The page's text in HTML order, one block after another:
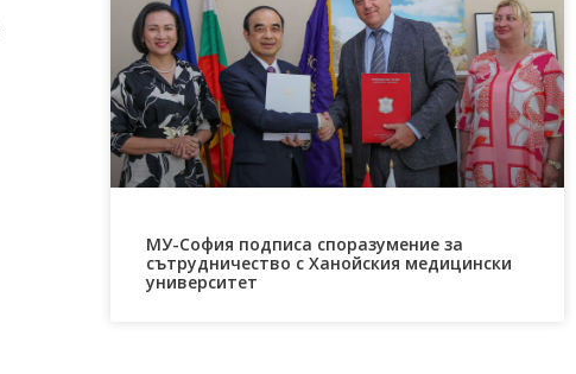
МУ-София подписа споразумение за
сътрудничество с Ханойския медицински
университет